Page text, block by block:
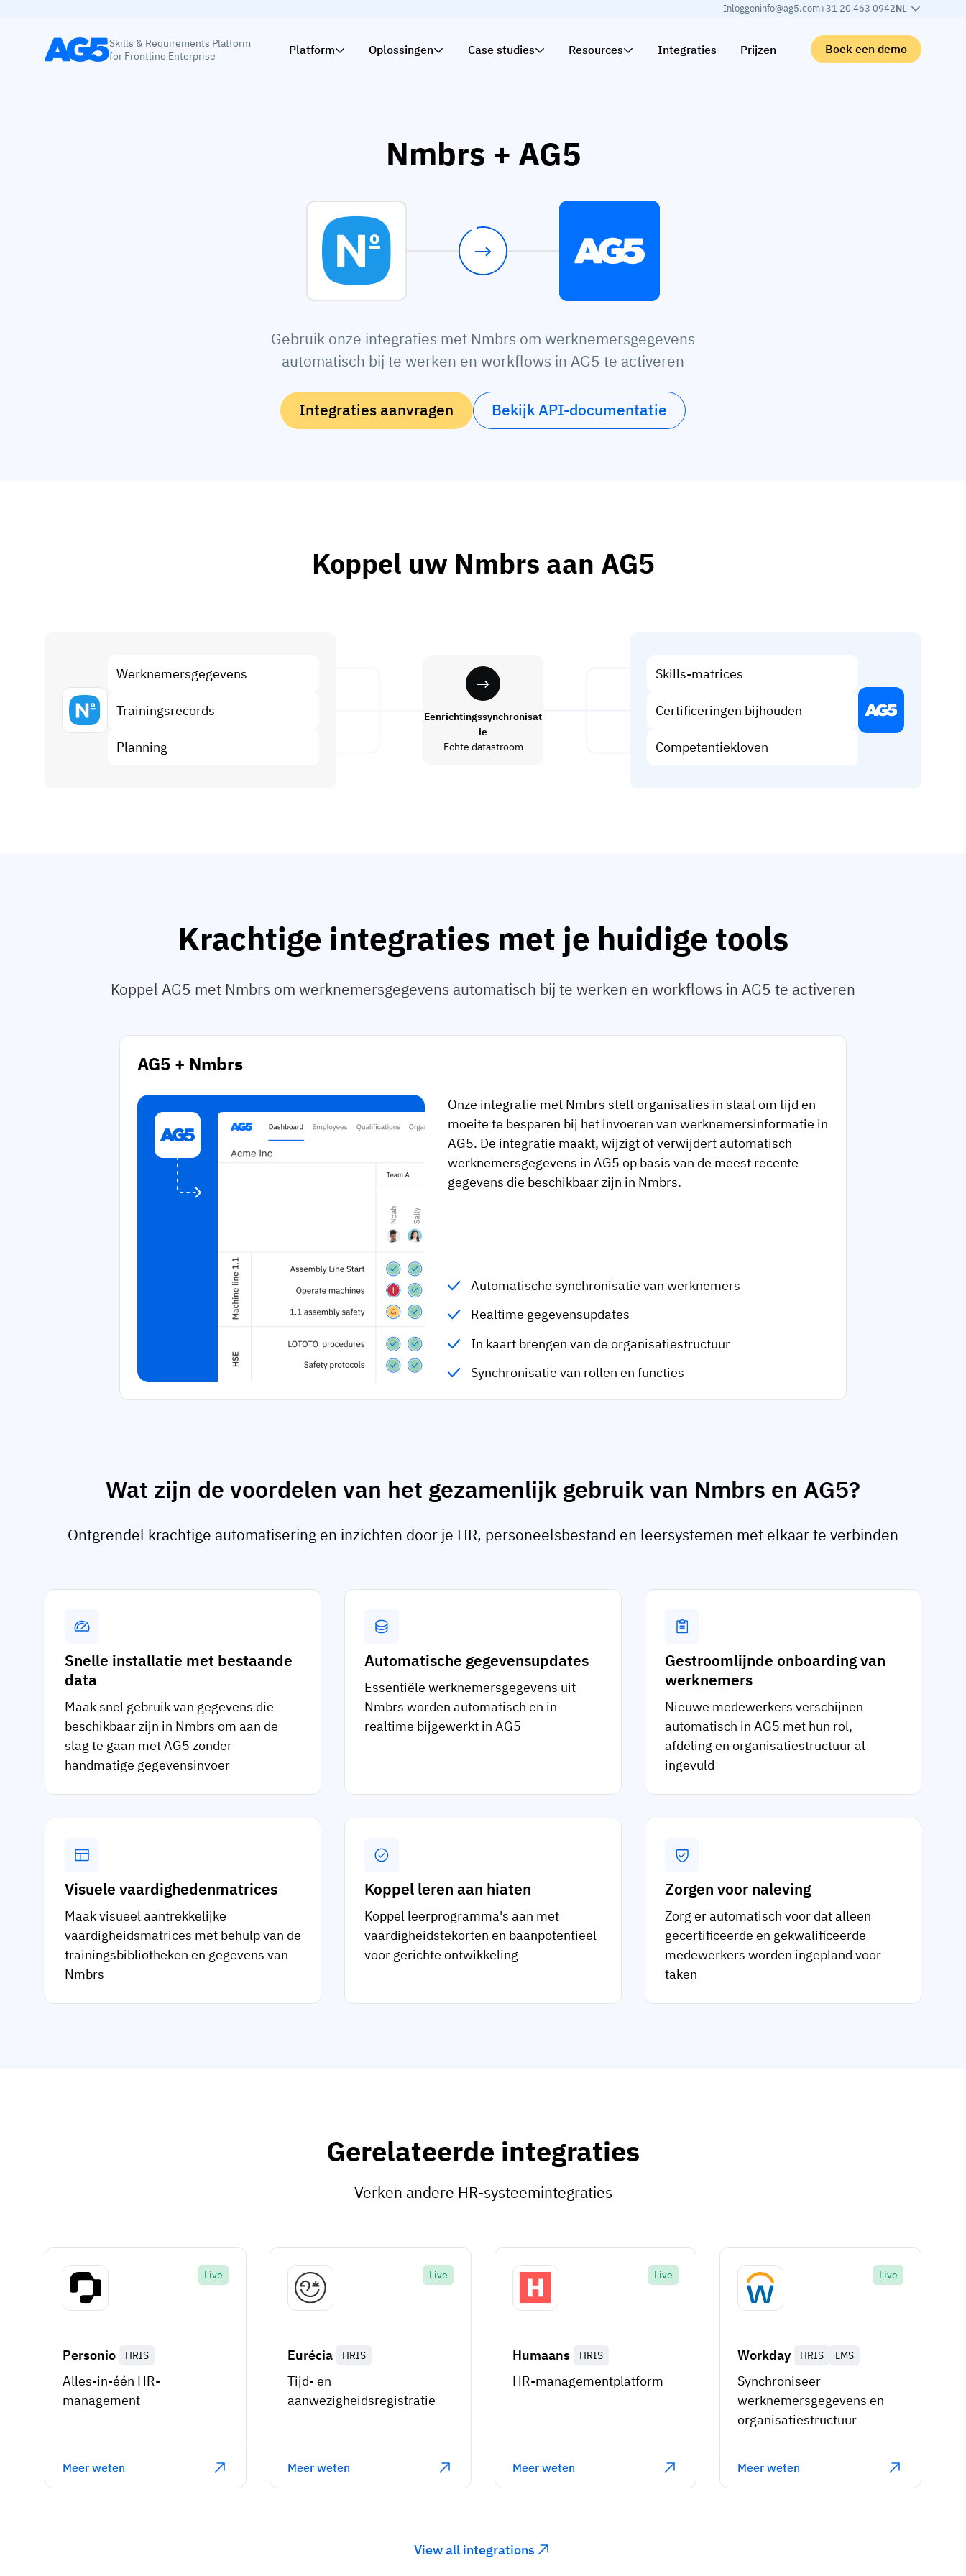
Inloggeninfo@ag5.com+31 20 463 0942NL
Skills & Requirements Platform
for Frontline Enterprise
Platform Oplossingen Case studies Resources Integraties Prijzen Boek een demo
Nmbrs + AG5
Gebruik onze integraties met Nmbrs om werknemersgegevens
automatisch bij te werken en workflows in AG5 te activeren
Integraties aanvragen Bekijk API-documentatie
Koppel uw Nmbrs aan AG5
Werknemersgegevens
Trainingsrecords
Planning
Eenrichtingssynchronisat
ie
Echte datastroom
Skills-matrices
Certificeringen bijhouden
Competentiekloven
Krachtige integraties met je huidige tools
Koppel AG5 met Nmbrs om werknemersgegevens automatisch bij te werken en workflows in AG5 te activeren
AG5 + Nmbrs
Onze integratie met Nmbrs stelt organisaties in staat om tijd en
moeite te besparen bij het invoeren van werknemersinformatie in
AG5. De integratie maakt, wijzigt of verwijdert automatisch
werknemersgegevens in AG5 op basis van de meest recente
gegevens die beschikbaar zijn in Nmbrs.
Automatische synchronisatie van werknemers
Realtime gegevensupdates
In kaart brengen van de organisatiestructuur
Synchronisatie van rollen en functies
Wat zijn de voordelen van het gezamenlijk gebruik van Nmbrs en AG5?
Ontgrendel krachtige automatisering en inzichten door je HR, personeelsbestand en leersystemen met elkaar te verbinden
Snelle installatie met bestaande
data
Maak snel gebruik van gegevens die
beschikbaar zijn in Nmbrs om aan de
slag te gaan met AG5 zonder
handmatige gegevensinvoer
Automatische gegevensupdates
Essentiële werknemersgegevens uit
Nmbrs worden automatisch en in
realtime bijgewerkt in AG5
Gestroomlijnde onboarding van
werknemers
Nieuwe medewerkers verschijnen
automatisch in AG5 met hun rol,
afdeling en organisatiestructuur al
ingevuld
Visuele vaardighedenmatrices
Maak visueel aantrekkelijke
vaardigheidsmatrices met behulp van de
trainingsbibliotheken en gegevens van
Nmbrs
Koppel leren aan hiaten
Koppel leerprogramma's aan met
vaardigheidstekorten en baanpotentieel
voor gerichte ontwikkeling
Zorgen voor naleving
Zorg er automatisch voor dat alleen
gecertificeerde en gekwalificeerde
medewerkers worden ingepland voor
taken
Gerelateerde integraties
Verken andere HR-systeemintegraties
Live
Personio HRIS
Alles-in-één HR-
management
Meer weten
Live
Eurécia HRIS
Tijd- en
aanwezigheidsregistratie
Meer weten
Live
Humaans HRIS
HR-managementplatform
Meer weten
Live
Workday HRIS LMS
Synchroniseer
werknemersgegevens en
organisatiestructuur
Meer weten
View all integrations